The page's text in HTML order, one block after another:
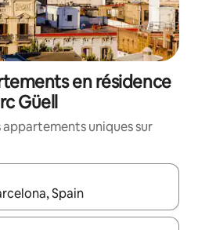
en résidence
Güell
uniques sur
utilisez les flèches vers le